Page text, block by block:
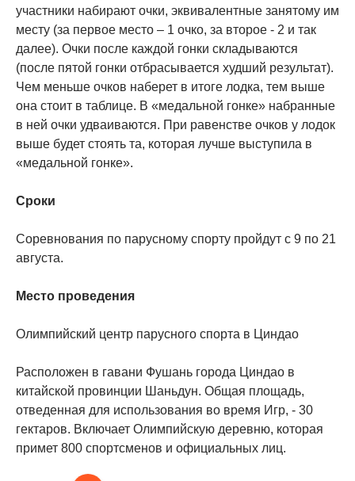
участники набирают очки, эквивалентные занятому им
месту (за первое место – 1 очко, за второе - 2 и так
далее). Очки после каждой гонки складываются
(после пятой гонки отбрасывается худший результат).
Чем меньше очков наберет в итоге лодка, тем выше
она стоит в таблице. В «медальной гонке» набранные
в ней очки удваиваются. При равенстве очков у лодок
выше будет стоять та, которая лучше выступила в
«медальной гонке».
Сроки
Соревнования по парусному спорту пройдут с 9 по 21
августа.
Место проведения
Олимпийский центр парусного спорта в Циндао
Расположен в гавани Фушань города Циндао в
китайской провинции Шаньдун. Общая площадь,
отведенная для использования во время Игр, - 30
гектаров. Включает Олимпийскую деревню, которая
примет 800 спортсменов и официальных лиц.